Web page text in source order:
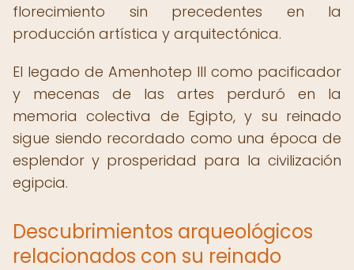
florecimiento sin precedentes en la
producción artística y arquitectónica.
El legado de Amenhotep III como pacificador
y mecenas de las artes perduró en la
memoria colectiva de Egipto, y su reinado
sigue siendo recordado como una época de
esplendor y prosperidad para la civilización
egipcia.
Descubrimientos arqueológicos
relacionados con su reinado